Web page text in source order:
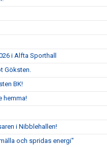
i Alfta Sporthall
Göksten.
BK!
hemma!
i Nibblehallen!
och spridas energi"